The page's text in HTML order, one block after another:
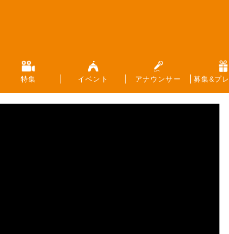
特集 イベント アナウンサー 募集&プ